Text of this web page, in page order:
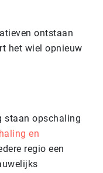
ontstaan
het wiel opnieuw
staan opschaling
en
regio een